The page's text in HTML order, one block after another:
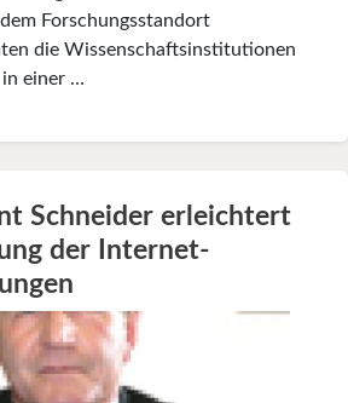
Forschungsstandort
die Wissenschaftsinstitutionen
in einer …
Schneider erleichtert
der Internet-